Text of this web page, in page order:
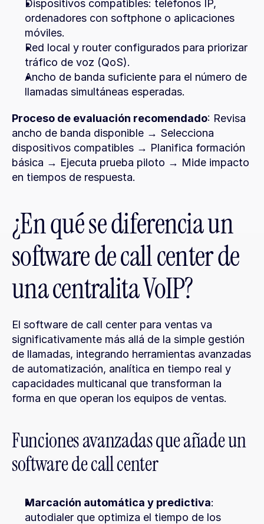
Dispositivos compatibles: teléfonos IP,
ordenadores con softphone o aplicaciones
móviles.
Red local y router configurados para priorizar
tráfico de voz (QoS).
Ancho de banda suficiente para el número de
llamadas simultáneas esperadas.
Proceso de evaluación recomendado: Revisa
ancho de banda disponible → Selecciona
dispositivos compatibles → Planifica formación
básica → Ejecuta prueba piloto → Mide impacto
en tiempos de respuesta.
¿En qué se diferencia un
software de call center de
una centralita VoIP?
El software de call center para ventas va
significativamente más allá de la simple gestión
de llamadas, integrando herramientas avanzadas
de automatización, analítica en tiempo real y
capacidades multicanal que transforman la
forma en que operan los equipos de ventas.
Funciones avanzadas que añade un
software de call center
Marcación automática y predictiva:
autodialer que optimiza el tiempo de los